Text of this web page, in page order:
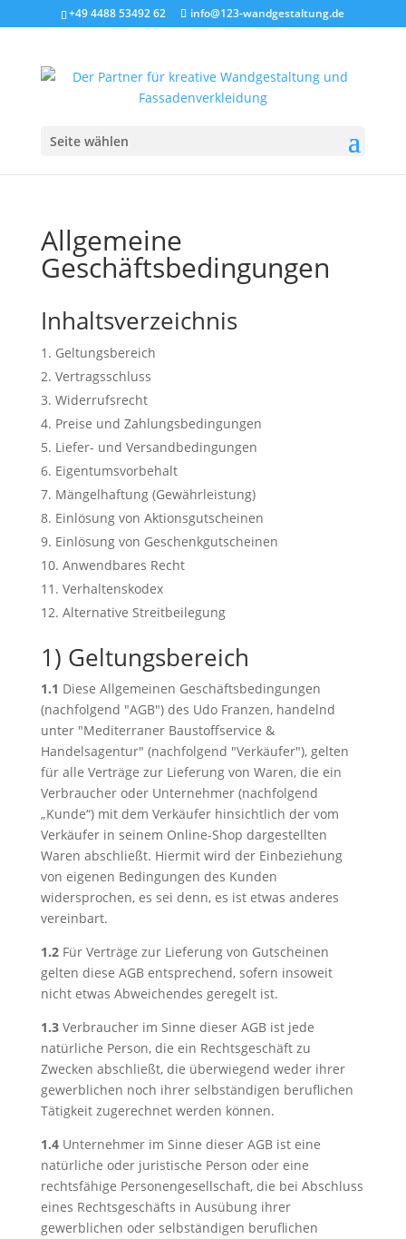
+49 4488 53492 62 info@123-wandgestaltung.de
Seite wählen
Allgemeine
Geschäftsbedingungen
Inhaltsverzeichnis
Geltungsbereich
Vertragsschluss
Widerrufsrecht
Preise und Zahlungsbedingungen
Liefer- und Versandbedingungen
Eigentumsvorbehalt
Mängelhaftung (Gewährleistung)
Einlösung von Aktionsgutscheinen
Einlösung von Geschenkgutscheinen
Anwendbares Recht
Verhaltenskodex
Alternative Streitbeilegung
1) Geltungsbereich
1.1 Diese Allgemeinen Geschäftsbedingungen
(nachfolgend "AGB") des Udo Franzen, handelnd
unter "Mediterraner Baustoffservice &
Handelsagentur" (nachfolgend "Verkäufer"), gelten
für alle Verträge zur Lieferung von Waren, die ein
Verbraucher oder Unternehmer (nachfolgend
„Kunde“) mit dem Verkäufer hinsichtlich der vom
Verkäufer in seinem Online-Shop dargestellten
Waren abschließt. Hiermit wird der Einbeziehung
von eigenen Bedingungen des Kunden
widersprochen, es sei denn, es ist etwas anderes
vereinbart.
1.2Für Verträge zur Lieferung von Gutscheinen
gelten diese AGB entsprechend, sofern insoweit
nicht etwas Abweichendes geregelt ist.
1.3Verbraucher im Sinne dieser AGB ist jede
natürliche Person, die ein Rechtsgeschäft zu
Zwecken abschließt, die überwiegend weder ihrer
gewerblichen noch ihrer selbständigen beruflichen
Tätigkeit zugerechnet werden können.
1.4Unternehmer im Sinne dieser AGB ist eine
natürliche oder juristische Person oder eine
rechtsfähige Personengesellschaft, die bei Abschluss
eines Rechtsgeschäfts in Ausübung ihrer
gewerblichen oder selbständigen beruflichen